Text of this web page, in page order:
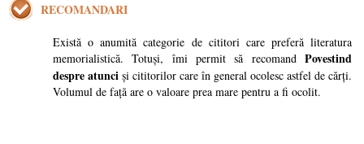
RECOMANDARI
Există o anumită categorie de cititori care preferă literatura
memorialistică. Totuși, îmi permit să recomand Povestind
despre atunci și cititorilor care în general ocolesc astfel de cărți.
Volumul de față are o valoare prea mare pentru a fi ocolit.